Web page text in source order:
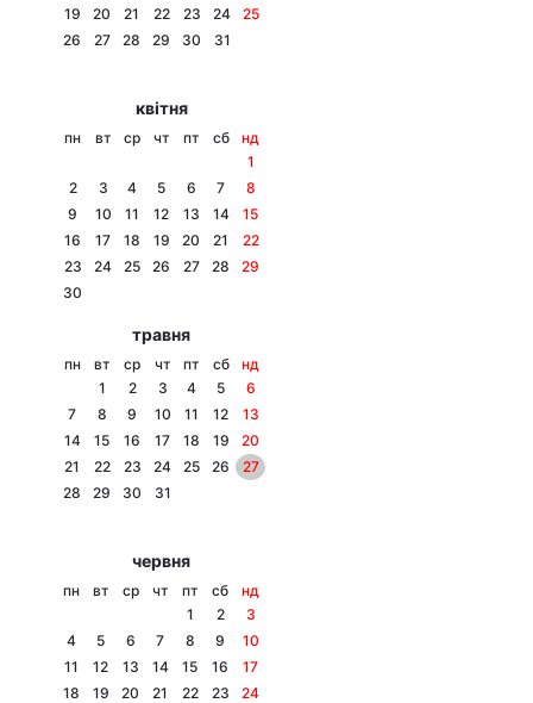
Головна
Економіка
Спорт
Техно і зв'язок
Цікавинки
Екологія
19
20 21 22 23 24
25
26
27 28 29 30 31
квітня
пн вт ср чт пт сб
нд
1
2
3 4 5 6 7
8
9
10 11 12 13 14
15
16
17 18 19 20 21
22
23
24 25 26 27 28
29
30
травня
пн вт ср чт пт сб
нд
1
2 3 4 5
6
7
8 9 10 11 12
13
14
15 16 17 18 19
20
21
22 23 24 25 26
27
28
29 30 31
червня
пн вт ср чт пт сб
нд
1
2
3
4
5 6 7 8 9
10
11
12 13 14 15 16
17
18
19 20 21 22 23
24